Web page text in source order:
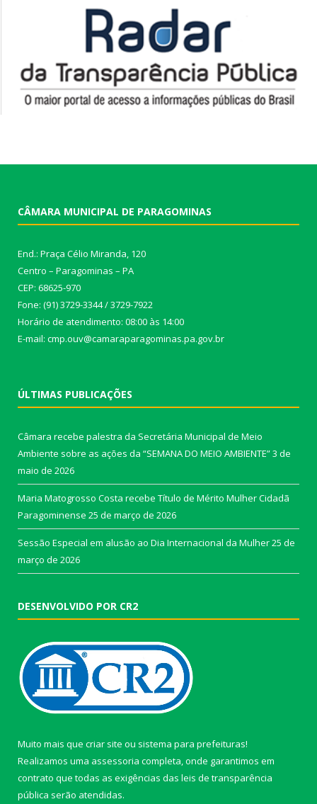
CÂMARA MUNICIPAL DE PARAGOMINAS
End.: Praça Célio Miranda, 120
Centro – Paragominas – PA
CEP: 68625-970
Fone: (91) 3729-3344 / 3729-7922
Horário de atendimento: 08:00 às 14:00
E-mail: cmp.ouv@camaraparagominas.pa.gov.br
ÚLTIMAS PUBLICAÇÕES
Câmara recebe palestra da Secretária Municipal de Meio
Ambiente sobre as ações da “SEMANA DO MEIO AMBIENTE”3 de
maio de 2026
Maria Matogrosso Costa recebe Título de Mérito Mulher Cidadã
Paragominense 25 de março de 2026
Sessão Especial em alusão ao Dia Internacional da Mulher25 de
março de 2026
DESENVOLVIDO POR CR2
Muito mais que criar site ou sistema para prefeituras!
Realizamos uma assessoria completa, onde garantimos em
contrato que todas as exigências das leis de transparência
pública serão atendidas.